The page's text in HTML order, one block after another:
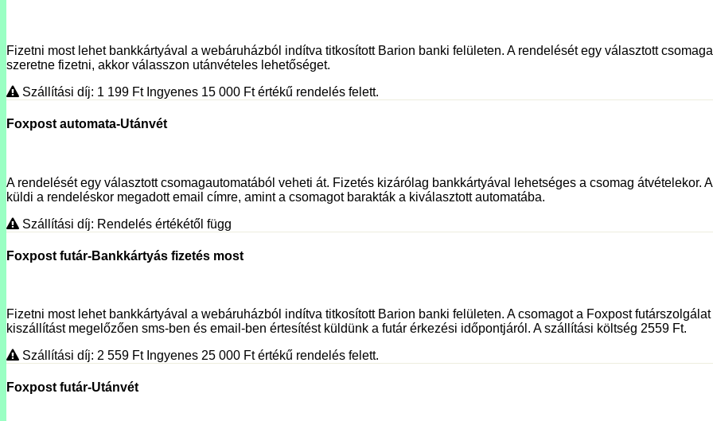
Fizetni most lehet bankkártyával a webáruházból indítva titkosított Barion banki felületen. A rendelését egy választott
szeretne fizetni, akkor válasszon utánvételes lehetőséget.
Szállítási díj: 1 199 Ft Ingyenes 15 000 Ftértékű rendelés felett.
Foxpost automata-Utánvét
A rendelését egy választott csomagautomatából veheti át. Fizetés kizárólag bankkártyával lehetséges a csomag átvételekor.
küldi a rendeléskor megadott email címre, amint a csomagot barakták a kiválasztott automatába.
Szállítási díj: Rendelés értékétől függ
Foxpost futár-Bankkártyás fizetés most
Fizetni most lehet bankkártyával a webáruházból indítva titkosított Barion banki felületen. A csomagot a Foxpost
kiszállítást megelőzően sms-ben és email-ben értesítést küldünk a futár érkezési időpontjáról. A szállítási költség 2559 Ft.
Szállítási díj: 2 559 Ft Ingyenes 25 000 Ftértékű rendelés felett.
Foxpost futár-Utánvét